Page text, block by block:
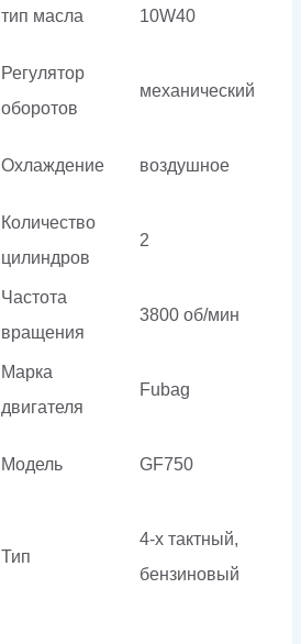
тип масла
10W40
Регулятор
оборотов
механический
Охлаждение воздушное
Количество
цилиндров
2
Частота
вращения
3800 об/мин
Марка
двигателя
Fubag
Модель GF750
Тип
4-х тактный,
бензиновый